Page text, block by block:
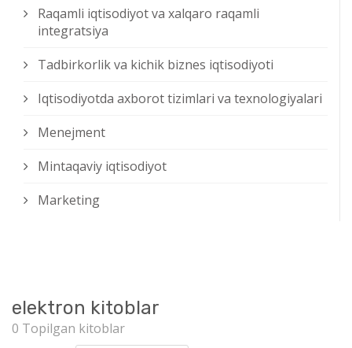
Raqamli iqtisodiyot va xalqaro raqamli
integratsiya
Tadbirkorlik va kichik biznes iqtisodiyoti
Iqtisodiyotda axborot tizimlari va texnologiyalari
Menejment
Mintaqaviy iqtisodiyot
Marketing
elektron kitoblar
0 Topilgan kitoblar